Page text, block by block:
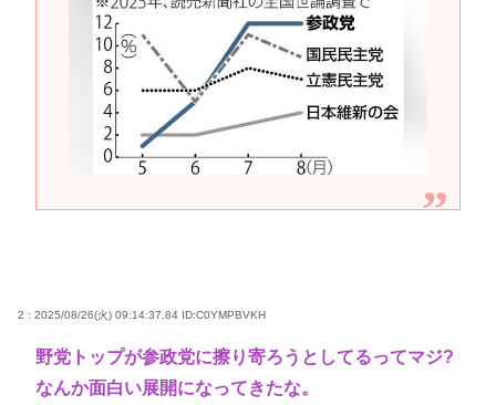
2 : 2025/08/26(火) 09:14:37.84 ID:C0YMPBVKH
野党トップが参政党に擦り寄ろうとしてるってマジ?
なんか面白い展開になってきたな。